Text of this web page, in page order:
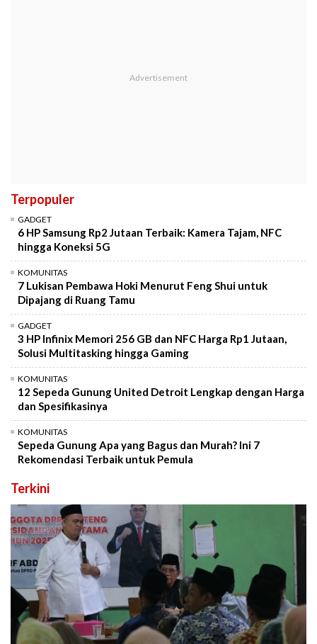
Terpopuler
GADGET
6 HP Samsung Rp2 Jutaan Terbaik: Kamera Tajam, NFC
hingga Koneksi 5G
KOMUNITAS
7 Lukisan Pembawa Hoki Menurut Feng Shui untuk
Dipajang di Ruang Tamu
GADGET
3 HP Infinix Memori 256 GB dan NFC Harga Rp1 Jutaan,
Solusi Multitasking hingga Gaming
KOMUNITAS
12 Sepeda Gunung United Detroit Lengkap dengan Harga
dan Spesifikasinya
KOMUNITAS
Sepeda Gunung Apa yang Bagus dan Murah? Ini 7
Rekomendasi Terbaik untuk Pemula
Terkini